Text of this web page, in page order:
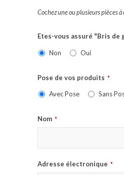
Cochez une ou plusieurs pièces à
Etes-vous assuré "Bris de
Non Oui
Pose de vos produits *
Avec Pose Sans
Nom *
Adresse électronique *